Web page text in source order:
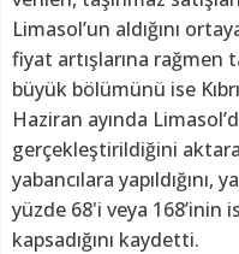
Limasol’un aldığını
fiyat artışlarına rağmen
büyük bölümünü ise
Haziran ayında
gerçekleştirildiğini
yabancılara yapıldığını,
yüzde 68'i veya 168’inin
kapsadığını kaydetti.